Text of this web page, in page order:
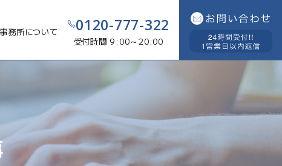
事務所について 0120-777-322
受付時間 9:00～20:00